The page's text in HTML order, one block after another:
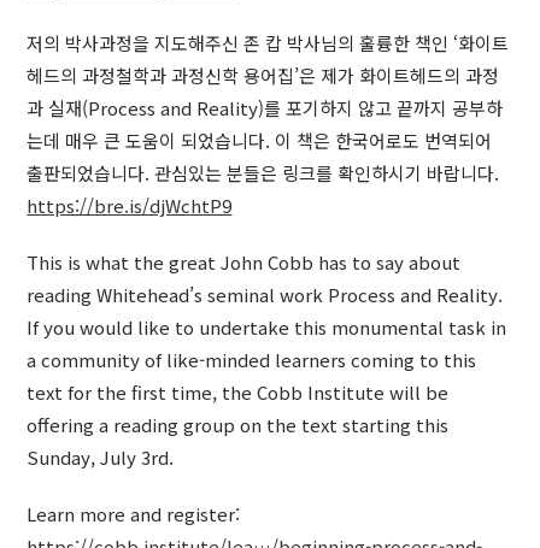
저의 박사과정을 지도해주신 존 캅 박사님의 훌륭한 책인 ‘화이트
헤드의 과정철학과 과정신학 용어집’은 제가 화이트헤드의 과정
과 실재(Process and Reality)를 포기하지 않고 끝까지 공부하
는데 매우 큰 도움이 되었습니다. 이 책은 한국어로도 번역되어
출판되었습니다. 관심있는 분들은 링크를 확인하시기 바랍니다.
https://bre.is/djWchtP9
This is what the great John Cobb has to say about
reading Whitehead’s seminal work Process and Reality.
If you would like to undertake this monumental task in
a community of like-minded learners coming to this
text for the first time, the Cobb Institute will be
offering a reading group on the text starting this
Sunday, July 3rd.
Learn more and register: